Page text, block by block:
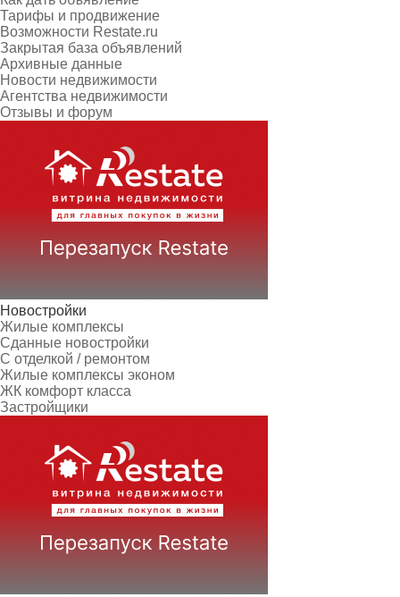
Тарифы и продвижение
Возможности Restate.ru
Закрытая база объявлений
Архивные данные
Новости недвижимости
Агентства недвижимости
Отзывы и форум
Новостройки
Жилые комплексы
Сданные новостройки
С отделкой / ремонтом
Жилые комплексы эконом
ЖК комфорт класса
Застройщики